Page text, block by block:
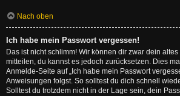
Nach oben
Ich habe mein Passwort vergessen!
Das ist nicht schlimm! Wir können dir zwar dein
mitteilen, du kannst es jedoch zurücksetzen. Dies
Anmelde-Seite auf „Ich habe mein Passwort
Anweisungen folgst. So solltest du dich schnell
Solltest du trotzdem nicht in der Lage sein, dein